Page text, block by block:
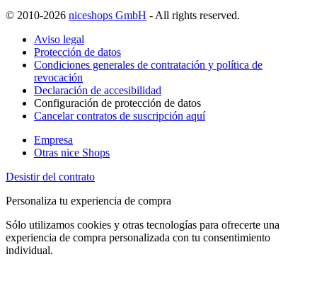
© 2010-2026 niceshops GmbH - All rights reserved.
Aviso legal
Protección de datos
Condiciones generales de contratación y política de
revocación
Declaración de accesibilidad
Configuración de protección de datos
Cancelar contratos de suscripción aquí
Empresa
Otras nice Shops
Desistir del contrato
Personaliza tu experiencia de compra
Sólo utilizamos cookies y otras tecnologías para ofrecerte una
experiencia de compra personalizada con tu consentimiento
individual.